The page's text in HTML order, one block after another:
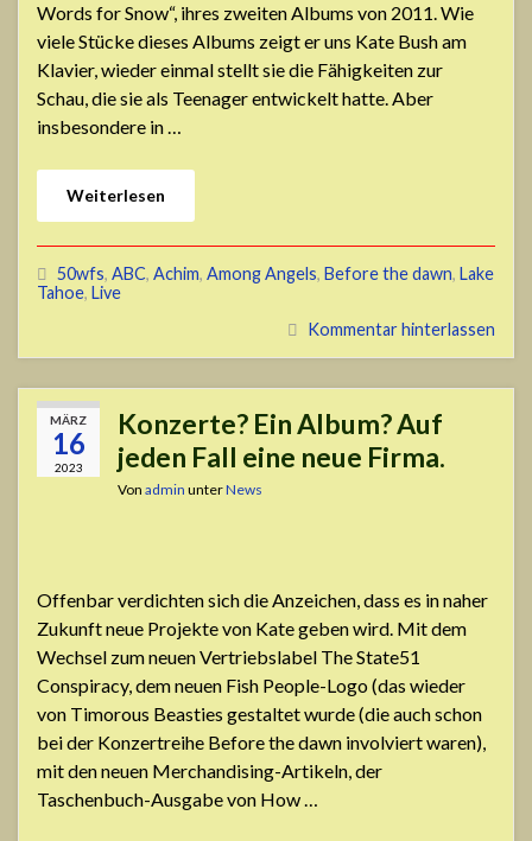
Words for Snow“, ihres zweiten Albums von 2011. Wie
viele Stücke dieses Albums zeigt er uns Kate Bush am
Klavier, wieder einmal stellt sie die Fähigkeiten zur
Schau, die sie als Teenager entwickelt hatte. Aber
insbesondere in …
Weiterlesen
50wfs, ABC, Achim, Among Angels, Before the dawn, Lake
Tahoe, Live
Kommentar hinterlassen
MÄRZ
16
2023
Konzerte? Ein Album? Auf
jeden Fall eine neue Firma.
Von admin unterNews
Offenbar verdichten sich die Anzeichen, dass es in naher
Zukunft neue Projekte von Kate geben wird. Mit dem
Wechsel zum neuen Vertriebslabel The State51
Conspiracy, dem neuen Fish People-Logo (das wieder
von Timorous Beasties gestaltet wurde (die auch schon
bei der Konzertreihe Before the dawn involviert waren),
mit den neuen Merchandising-Artikeln, der
Taschenbuch-Ausgabe von How …